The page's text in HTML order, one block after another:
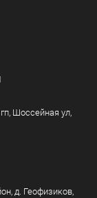
Шоссейная ул,
д. Геофизиков,